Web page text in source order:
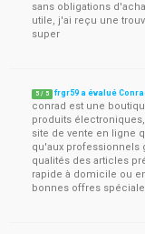
sans obligations
utile, j'ai reçu une
super
5 / 5 frgr59 a évalué
conrad est une
produits
site de vente en ligne
qu'aux professionnels
qualités des articles
rapide à domicile ou
bonnes offres